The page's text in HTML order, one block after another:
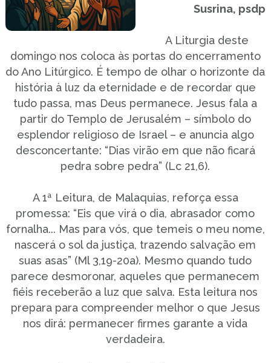
Susrina, psdp
A Liturgia deste
domingo nos coloca às portas do encerramento
do Ano Litúrgico. É tempo de olhar o horizonte da
história à luz da eternidade e de recordar que
tudo passa, mas Deus permanece. Jesus fala a
partir do Templo de Jerusalém – símbolo do
esplendor religioso de Israel – e anuncia algo
desconcertante: “Dias virão em que não ficará
pedra sobre pedra” (Lc 21,6).
A 1ª Leitura, de Malaquias, reforça essa
promessa: “Eis que virá o dia, abrasador como
fornalha... Mas para vós, que temeis o meu nome,
nascerá o sol da justiça, trazendo salvação em
suas asas” (Ml 3,19-20a). Mesmo quando tudo
parece desmoronar, aqueles que permanecem
fiéis receberão a luz que salva. Esta leitura nos
prepara para compreender melhor o que Jesus
nos dirá: permanecer firmes garante a vida
verdadeira.